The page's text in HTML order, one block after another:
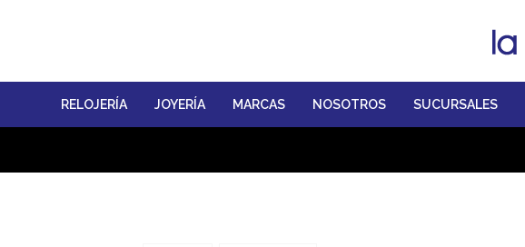
RELOJERÍA JOYERÍA MARCAS NOSOTROS SUCURSALES